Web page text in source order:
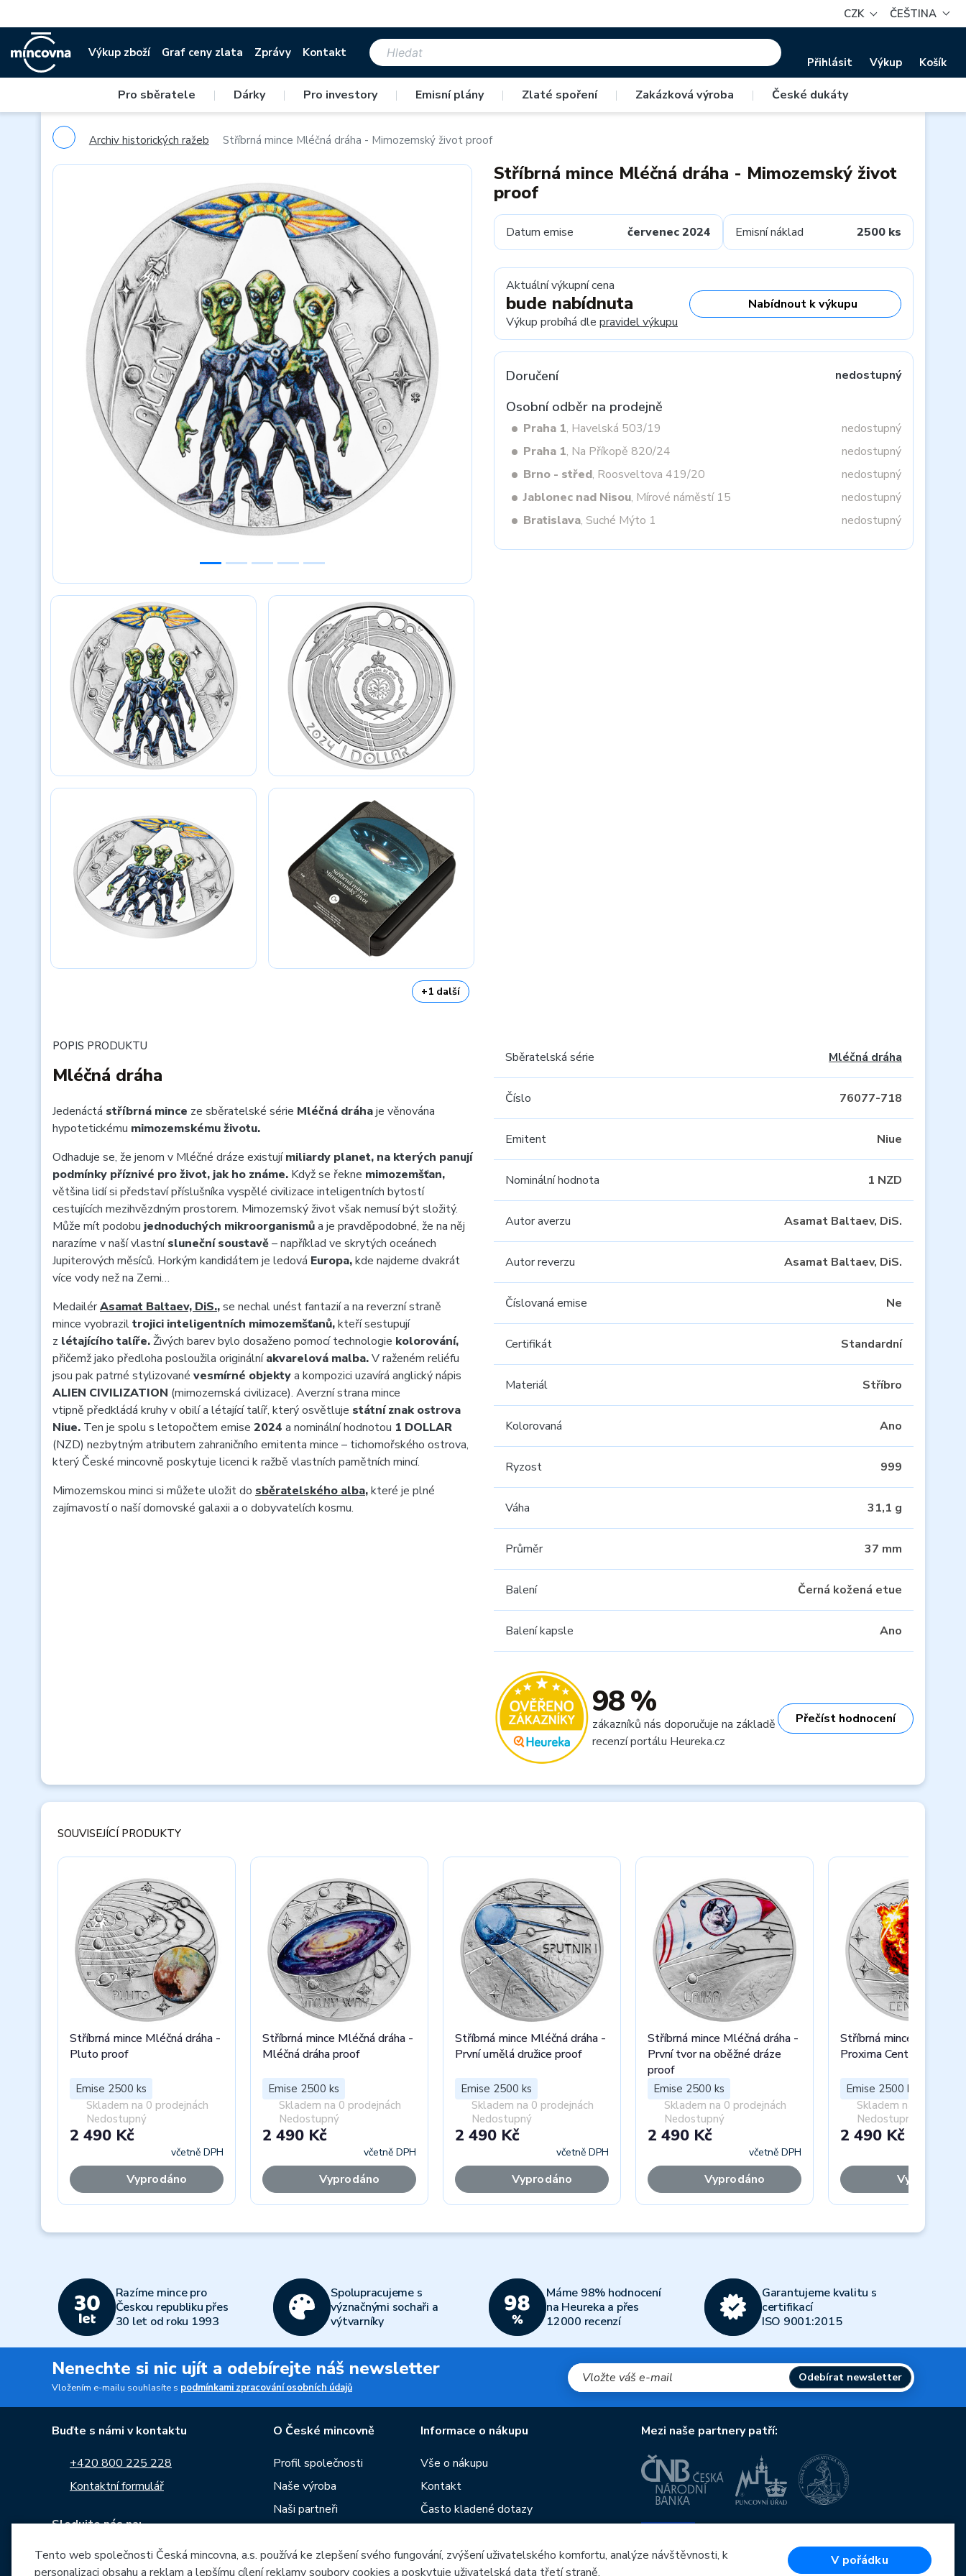
CZK ČEŠTINA
Výkup zboží Graf ceny zlata Zprávy Kontakt
Přihlásit Výkup Košík
Pro sběratele | Dárky | Pro investory | Emisní plány | Zlaté spoření | Zakázková výroba | České dukáty
Archiv historických ražeb Stříbrná mince Mléčná dráha - Mimozemský život proof
Previous
+1 další
Stříbrná mince Mléčná dráha - Mimozemský život
proof
Datum emise červenec 2024 Emisní náklad 2500 ks
Aktuální výkupní cena
bude nabídnuta
Výkup probíhá dle pravidel výkupu
Nabídnout k výkupu
Doručení nedostupný
Osobní odběr na prodejně
Praha 1, Havelská 503/19
nedostupný
Praha 1, Na Příkopě 820/24
nedostupný
Brno - střed, Roosveltova 419/20
nedostupný
Jablonec nad Nisou, Mírové náměstí 15
nedostupný
Bratislava, Suché Mýto 1 nedostupný
POPIS PRODUKTU
Mléčná dráha
Jedenáctá stříbrná mince ze sběratelské série Mléčná dráhaje věnována
hypotetickému mimozemskému životu.
Odhaduje se, že jenom v Mléčné dráze existujímiliardy planet, na kterých panují
podmínky příznivé pro život, jak ho známe. Když se řekne mimozemšťan,
většina lidí si představí příslušníka vyspělé civilizace inteligentních bytostí
cestujících mezihvězdným prostorem. Mimozemský život však nemusí být složitý.
Může mít podobu jednoduchých mikroorganismůa je pravděpodobné, že na něj
narazíme v naší vlastnísluneční soustavě– například ve skrytých oceánech
Jupiterových měsíců. Horkým kandidátem je ledová Europa,kde najdeme dvakrát
více vody než na Zemi…
MedailérAsamat Baltaev, DiS.,se nechal unést fantazií a na reverzní straně
mince vyobraziltrojici inteligentních mimozemšťanů,kteří sestupují
z létajícího talíře.Živých barev bylo dosaženo pomocí technologie kolorování,
přičemž jako předloha posloužila originálníakvarelová malba.V raženém reliéfu
jsou pak patrné stylizované vesmírné objektya kompozici uzavírá anglický nápis
ALIEN CIVILIZATION (mimozemská civilizace). Averzní strana mince
vtipně předkládá kruhy v obilí a létající talíř, který osvětluje státní znak ostrova
Niue. Ten je spolu s letopočtem emise 2024 a nominální hodnotou 1 DOLLAR
(NZD) nezbytným atributem zahraničního emitenta mince – tichomořského ostrova,
který České mincovně poskytuje licenci k ražbě vlastních pamětních mincí.
Mimozemskou minci si můžete uložit do sběratelského alba,které je plné
zajímavostí o naší domovské galaxii a o dobyvatelích kosmu.
Sběratelská série Mléčná dráha
Číslo 76077-718
Emitent Niue
Nominální hodnota 1 NZD
Autor averzu Asamat Baltaev, DiS.
Autor reverzu Asamat Baltaev, DiS.
Číslovaná emise Ne
Certifikát Standardní
Materiál Stříbro
Kolorovaná Ano
Ryzost 999
Váha 31,1 g
Průměr 37 mm
Balení Černá kožená etue
Balení kapsle Ano
98 %
zákazníků nás doporučuje na základě
recenzí portálu Heureka.cz
Přečíst hodnocení
SOUVISEJÍCÍ PRODUKTY
Stříbrná mince Mléčná dráha -
Pluto proof
Emise 2500 ks
Skladem na 0 prodejnách
Nedostupný
2 490 Kč
včetně DPH
Vyprodáno
Stříbrná mince Mléčná dráha -
Mléčná dráha proof
Emise 2500 ks
Skladem na 0 prodejnách
Nedostupný
2 490 Kč
včetně DPH
Vyprodáno
Stříbrná mince Mléčná dráha -
První umělá družice proof
Emise 2500 ks
Skladem na 0 prodejnách
Nedostupný
2 490 Kč
včetně DPH
Vyprodáno
Stříbrná mince Mléčná dráha -
První tvor na oběžné dráze
proof
Emise 2500 ks
Skladem na 0 prodejnách
Nedostupný
2 490 Kč
včetně DPH
Vyprodáno
Stříbrná mince Mléčná
Proxima Centauri proof
Emise 2500 ks
Skladem na 0
Nedostupný
2 490 Kč
Vyprodáno
Razíme mince pro
Českou republiku přes
30 let od roku 1993
Spolupracujeme s
význačnými sochaři a
výtvarníky
Máme 98% hodnocení
na Heureka a přes
12000 recenzí
Garantujeme kvalitu s
certifikací
ISO 9001:2015
Nenechte si nic ujít a odebírejte náš newsletter
Vložením e-mailu souhlasíte s podmínkami zpracování osobních údajů
Odebírat newsletter
Buďte s námi v kontaktu
+420 800 225 228
Kontaktní formulář
Sledujte nás na:
O České mincovně
Profil společnosti
Naše výroba
Naši partneři
Zprávy
Informace o nákupu
Vše o nákupu
Kontakt
Často kladené dotazy
Prodejny České mincovny
Mezi naše partnery patří:
OP Podnikání a inovace pro konkurenceschopnost
Tento web společnosti Česká mincovna, a.s. používá ke zlepšení svého fungování, zvýšení uživatelského komfortu, analýze návštěvnosti, k
personalizaci obsahu a reklam a lepšímu cílení reklamy soubory cookies a poskytuje uživatelská data třetí straně.
V pořádku